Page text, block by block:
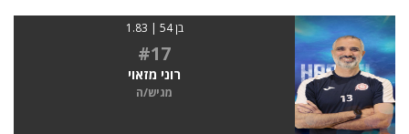
בן 54 | 1.83
#17
רוני מזאוי
מגיש/ה